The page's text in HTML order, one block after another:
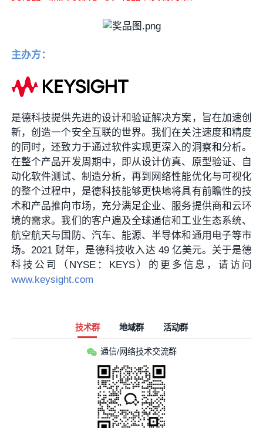
主办方：
是德科技提供先进的设计和验证解决方案，旨在加速创
新，创造一个安全互联的世界。我们在关注速度和精度
的同时，还致力于通过软件实现更深入的洞察和分析。
在整个产品开发周期中，即从设计仿真、原型验证、自
动化软件测试、制造分析，再到网络性能优化与可视化
的整个过程中，是德科技能够更快地将具有前瞻性的技
术和产品推向市场，充分满足企业、服务提供商和云环
境的需求。我们的客户遍及全球通信和工业生态系统、
航空航天与国防、汽车、能源、半导体和通用电子等市
场。2021 财年，是德科技收入达 49 亿美元。关于是德
科技公司（NYSE：KEYS）的更多信息，请访问
www.keysight.com
技术群 地域群 活动群
通信/网络技术交流群